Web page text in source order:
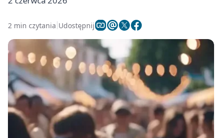
2 min czytania Udostępnij